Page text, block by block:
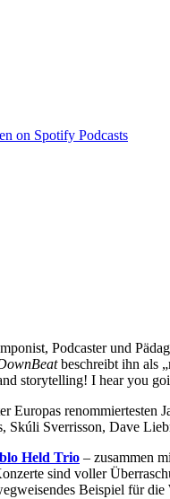
Podcaster und
beschreibt ihn als
storytelling! I hear you
Europas
Skúli Sverrisson, Dave
Held Trio – zusammen
sind voller
Beispiel für